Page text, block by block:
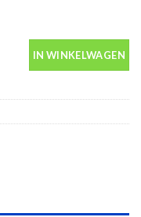
IN WINKELWAGEN